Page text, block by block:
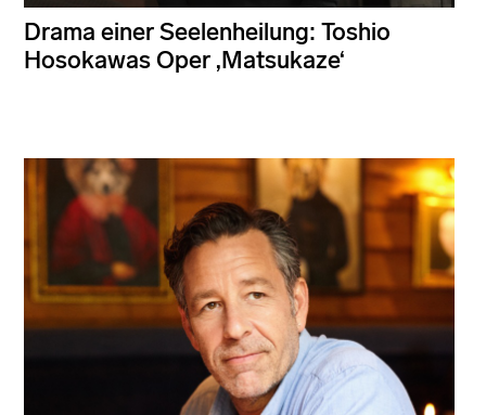
Drama einer Seelenheilung: Toshio
Hosokawas Oper ‚Matsukaze‘